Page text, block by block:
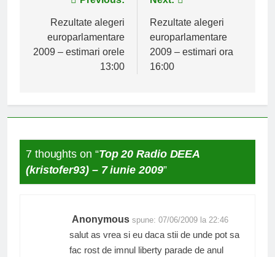
articole
Rezultate alegeri
europarlamentare
2009 – estimari orele
13:00
Rezultate alegeri
europarlamentare
2009 – estimari ora
16:00
7 thoughts on “Top 20 Radio DEEA
(kristofer93) – 7 iunie 2009”
Anonymous spune: 07/06/2009 la 22:46
salut as vrea si eu daca stii de unde pot sa
fac rost de imnul liberty parade de anul